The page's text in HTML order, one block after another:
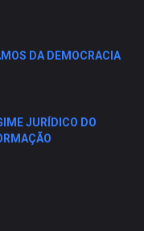
DA DEMOCRACIA
JURÍDICO DO